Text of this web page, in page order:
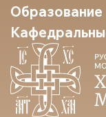
Образование